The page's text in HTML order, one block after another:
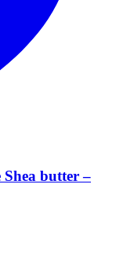
butter –